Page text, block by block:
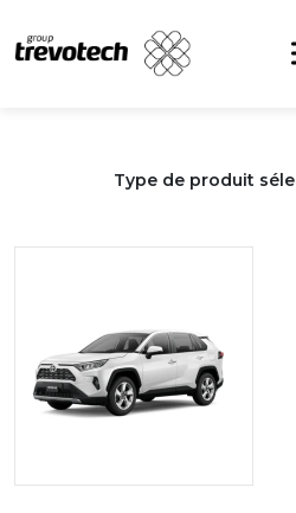
to
content
Type de produit